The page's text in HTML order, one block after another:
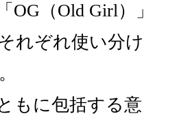
OG（Old Girl）」
れぞれ使い分け
もに包括する意